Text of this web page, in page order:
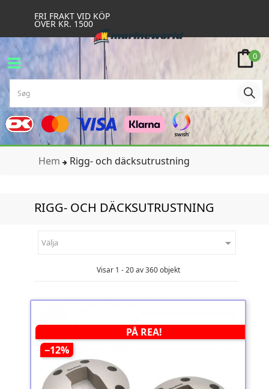
FRI FRAKT VID KÖP
ÖVER KR. 1500
0
Hem Rigg- och däcksutrustning
RIGG- OCH DÄCKSUTRUSTNING
Välja 
Visar 1 - 20 av 360 objekt
PÅ REA!
−12%